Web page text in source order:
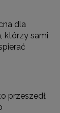
dla
którzy sami
przeszedł